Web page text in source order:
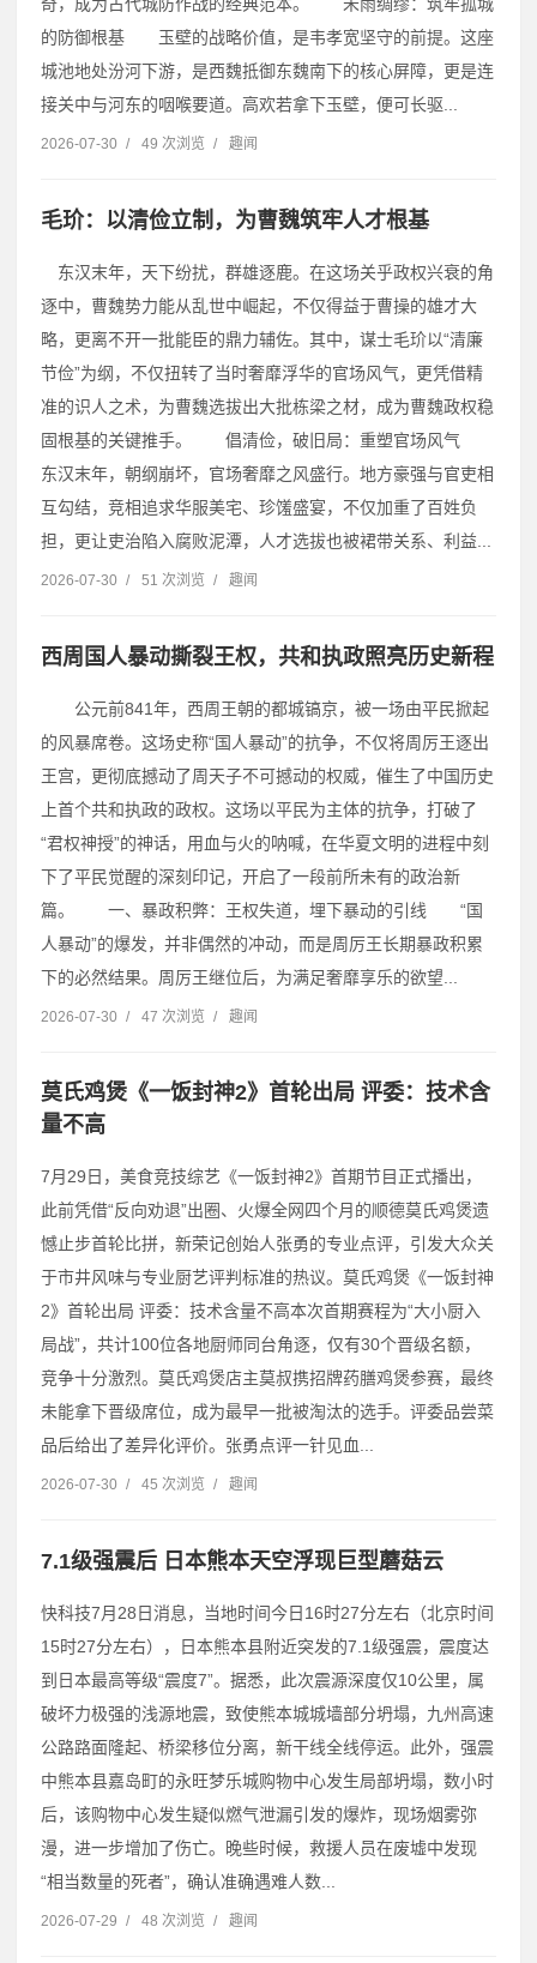
奇，成为古代城防作战的经典范本。 未雨绸缪：筑牢孤城
的防御根基 玉壁的战略价值，是韦孝宽坚守的前提。这座
城池地处汾河下游，是西魏抵御东魏南下的核心屏障，更是连
接关中与河东的咽喉要道。高欢若拿下玉壁，便可长驱...
2026-07-30 / 49 次浏览 / 趣闻
毛玠：以清俭立制，为曹魏筑牢人才根基
东汉末年，天下纷扰，群雄逐鹿。在这场关乎政权兴衰的角
逐中，曹魏势力能从乱世中崛起，不仅得益于曹操的雄才大
略，更离不开一批能臣的鼎力辅佐。其中，谋士毛玠以“清廉
节俭”为纲，不仅扭转了当时奢靡浮华的官场风气，更凭借精
准的识人之术，为曹魏选拔出大批栋梁之材，成为曹魏政权稳
固根基的关键推手。 倡清俭，破旧局：重塑官场风气
东汉末年，朝纲崩坏，官场奢靡之风盛行。地方豪强与官吏相
互勾结，竞相追求华服美宅、珍馐盛宴，不仅加重了百姓负
担，更让吏治陷入腐败泥潭，人才选拔也被裙带关系、利益...
2026-07-30 / 51 次浏览 / 趣闻
西周国人暴动撕裂王权，共和执政照亮历史新程
公元前841年，西周王朝的都城镐京，被一场由平民掀起
的风暴席卷。这场史称“国人暴动”的抗争，不仅将周厉王逐出
王宫，更彻底撼动了周天子不可撼动的权威，催生了中国历史
上首个共和执政的政权。这场以平民为主体的抗争，打破了
“君权神授”的神话，用血与火的呐喊，在华夏文明的进程中刻
下了平民觉醒的深刻印记，开启了一段前所未有的政治新
篇。 一、暴政积弊：王权失道，埋下暴动的引线 “国
人暴动”的爆发，并非偶然的冲动，而是周厉王长期暴政积累
下的必然结果。周厉王继位后，为满足奢靡享乐的欲望...
2026-07-30 / 47 次浏览 / 趣闻
莫氏鸡煲《一饭封神2》首轮出局 评委：技术含
量不高
7月29日，美食竞技综艺《一饭封神2》首期节目正式播出，
此前凭借“反向劝退”出圈、火爆全网四个月的顺德莫氏鸡煲遗
憾止步首轮比拼，新荣记创始人张勇的专业点评，引发大众关
于市井风味与专业厨艺评判标准的热议。莫氏鸡煲《一饭封神
2》首轮出局 评委：技术含量不高本次首期赛程为“大小厨入
局战”，共计100位各地厨师同台角逐，仅有30个晋级名额，
竞争十分激烈。莫氏鸡煲店主莫叔携招牌药膳鸡煲参赛，最终
未能拿下晋级席位，成为最早一批被淘汰的选手。评委品尝菜
品后给出了差异化评价。张勇点评一针见血...
2026-07-30 / 45 次浏览 / 趣闻
7.1级强震后 日本熊本天空浮现巨型蘑菇云
快科技7月28日消息，当地时间今日16时27分左右（北京时间
15时27分左右），日本熊本县附近突发的7.1级强震，震度达
到日本最高等级“震度7”。据悉，此次震源深度仅10公里，属
破坏力极强的浅源地震，致使熊本城城墙部分坍塌，九州高速
公路路面隆起、桥梁移位分离，新干线全线停运。此外，强震
中熊本县嘉岛町的永旺梦乐城购物中心发生局部坍塌，数小时
后，该购物中心发生疑似燃气泄漏引发的爆炸，现场烟雾弥
漫，进一步增加了伤亡。晚些时候，救援人员在废墟中发现
“相当数量的死者”，确认准确遇难人数...
2026-07-29 / 48 次浏览 / 趣闻